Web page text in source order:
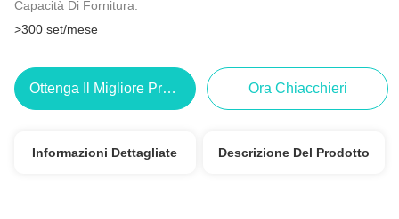
Capacità Di Fornitura:
>300 set/mese
Ottenga Il Migliore Prezzo Ora Chiacchieri
Informazioni Dettagliate Descrizione Del Prodotto